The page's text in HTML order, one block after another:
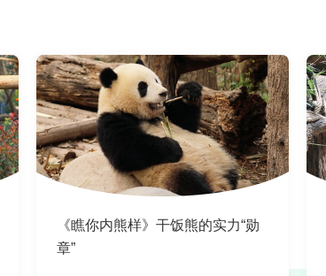
《瞧你内熊样》干饭熊的实力“勋
章”